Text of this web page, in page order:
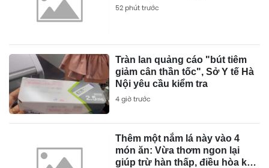
52 phút trước
Tràn lan quảng cáo "bút tiêm
giảm cân thần tốc", Sở Y tế Hà
Nội yêu cầu kiểm tra
4 giờ trước
Thêm một nắm lá này vào 4
món ăn: Vừa thơm ngon lại
giúp trừ hàn thấp, điều hòa khí